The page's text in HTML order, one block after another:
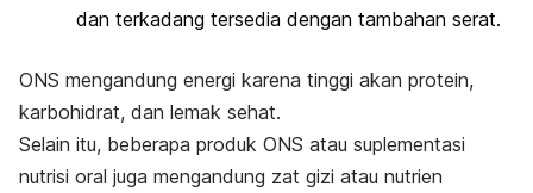
dan terkadang tersedia dengan tambahan serat.
ONS mengandung energi karena tinggi akan protein,
karbohidrat, dan lemak sehat.
Selain itu, beberapa produk ONS atau suplementasi
nutrisi oral juga mengandung zat gizi atau nutrien